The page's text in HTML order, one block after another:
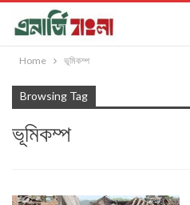
Home ভূমিকম্প
Browsing Tag
ভূমিকম্প